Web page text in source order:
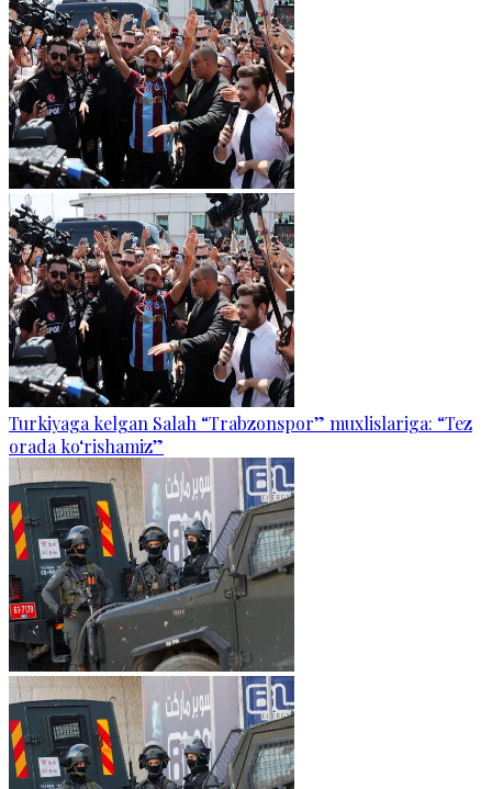
Turkiyaga kelgan Salah “Trabzonspor” muxlislariga: “Tez
orada ko‘rishamiz”